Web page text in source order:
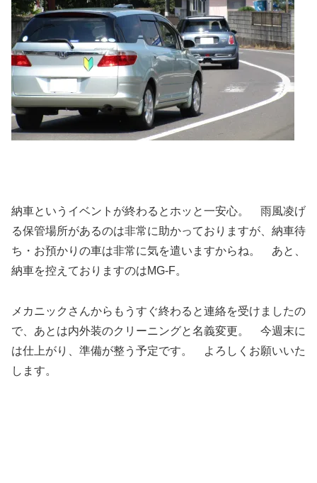
納車というイベントが終わるとホッと一安心。 雨風凌げ
る保管場所があるのは非常に助かっておりますが、納車待
ち・お預かりの車は非常に気を遣いますからね。 あと、
納車を控えておりますのはMG-F。
メカニックさんからもうすぐ終わると連絡を受けましたの
で、あとは内外装のクリーニングと名義変更。 今週末に
は仕上がり、準備が整う予定です。 よろしくお願いいた
します。